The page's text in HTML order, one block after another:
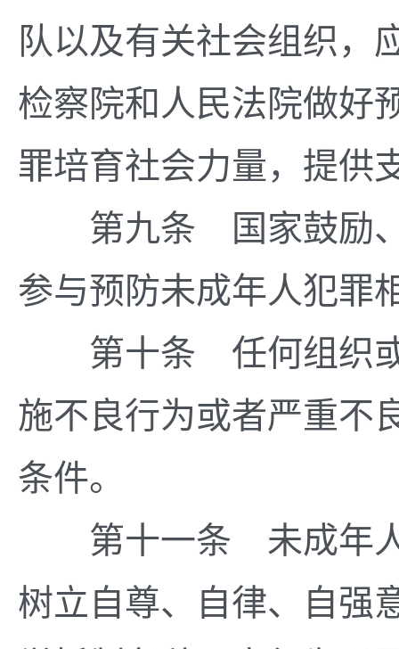
队以及有关社会组织，
检察院和人民法院做好
罪培育社会力量，提供
第九条 国家鼓励、
参与预防未成年人犯罪
第十条 任何组织或
施不良行为或者严重不
条件。
第十一条 未成年人
树立自尊、自律、自强